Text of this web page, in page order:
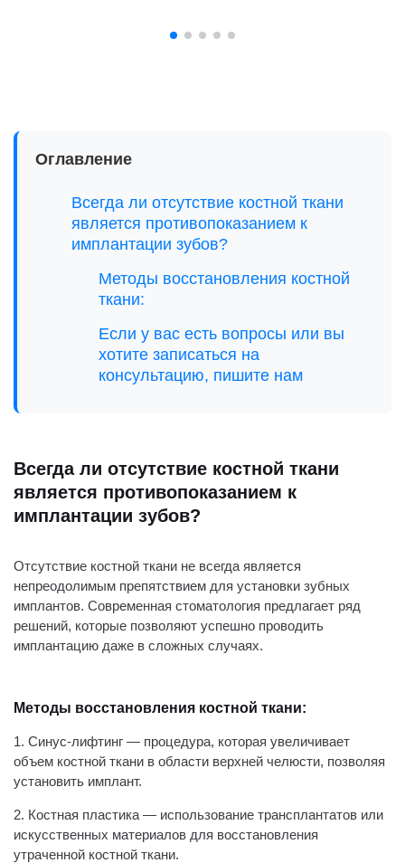
Оглавление
Всегда ли отсутствие костной ткани
является противопоказанием к
имплантации зубов?
Методы восстановления костной
ткани:
Если у вас есть вопросы или вы
хотите записаться на
консультацию, пишите нам
Всегда ли отсутствие костной ткани
является противопоказанием к
имплантации зубов?
Отсутствие костной ткани не всегда является
непреодолимым препятствием для установки зубных
имплантов. Современная стоматология предлагает ряд
решений, которые позволяют успешно проводить
имплантацию даже в сложных случаях.
Методы восстановления костной ткани:
1. Синус-лифтинг — процедура, которая увеличивает
объем костной ткани в области верхней челюсти, позволяя
установить имплант.
2. Костная пластика — использование трансплантатов или
искусственных материалов для восстановления
утраченной костной ткани.